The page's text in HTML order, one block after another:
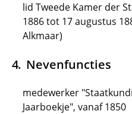
lid Tweede Kamer der
1886 tot 17 augustus
Alkmaar)
Nevenfuncties
medewerker
Jaarboekje", vanaf 1850